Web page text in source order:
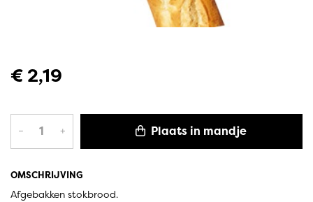
OMSCHRIJVING
Afgebakken stokbrood.
€ 2,19
– + Plaats in mandje